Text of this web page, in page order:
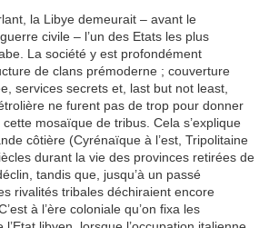
la Libye demeurait – avant le
civile – l’un des Etats les plus
La société y est profondément
de clans prémoderne ; couverture
services secrets et, last but not least,
ne furent pas de trop pour donner
cette mosaïque de tribus. Cela s’explique
côtière (Cyrénaïque à l’est, Tripolitaine
durant la vie des provinces retirées de
tandis que, jusqu’à un passé
rivalités tribales déchiraient encore
à l’ère coloniale qu’on fixa les